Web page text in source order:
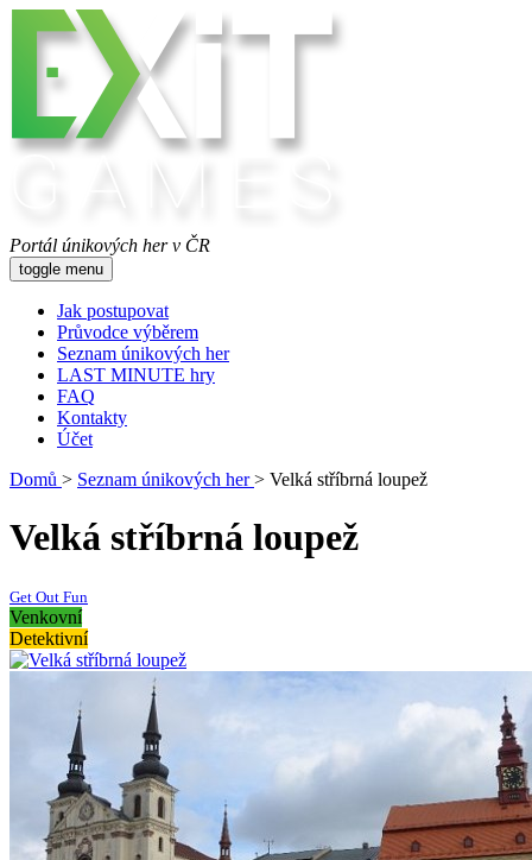
Portál únikových her v ČR
toggle menu
Jak postupovat
Průvodce výběrem
Seznam únikových her
LAST MINUTE hry
FAQ
Kontakty
Účet
Domů > Seznam únikových her > Velká stříbrná loupež
Velká stříbrná loupež
Get Out Fun
Venkovní
Detektivní